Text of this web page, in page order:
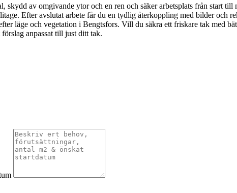
skydd av omgivande ytor och en ren och säker arbetsplats från start
Efter avslutat arbete får du en tydlig återkoppling med bilder och
läge och vegetation i Bengtsfors. Vill du säkra ett friskare tak med
anpassat till just ditt tak.